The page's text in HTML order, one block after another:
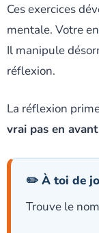
Ces exercices
mentale. Votre
Il manipule
réflexion.
La réflexion
vrai pas en
✏️ À toi de
Trouve le